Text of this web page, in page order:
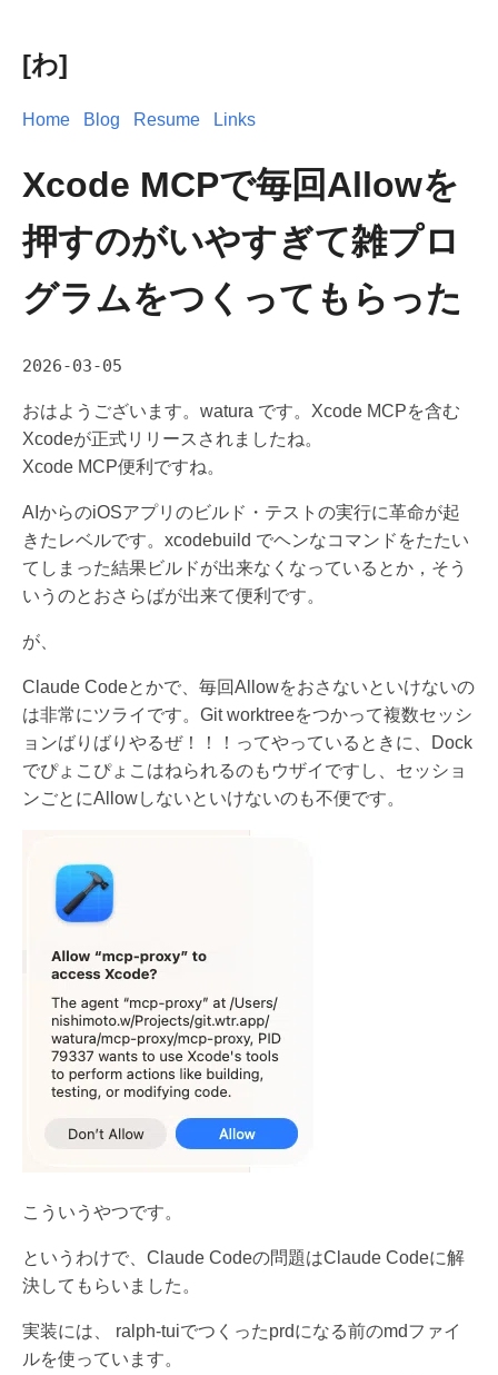
[わ]
Home Blog Resume Links
Xcode MCPで毎回Allowを
押すのがいやすぎて雑プロ
グラムをつくってもらった
2026-03-05
おはようございます。watura です。Xcode MCPを含む
Xcodeが正式リリースされましたね。
Xcode MCP便利ですね。
AIからのiOSアプリのビルド・テストの実行に革命が起
きたレベルです。xcodebuild でヘンなコマンドをたたい
てしまった結果ビルドが出来なくなっているとか，そう
いうのとおさらばが出来て便利です。
が、
Claude Codeとかで、毎回Allowをおさないといけないの
は非常にツライです。Git worktreeをつかって複数セッシ
ョンばりばりやるぜ！！！ってやっているときに、Dock
でぴょこぴょこはねられるのもウザイですし、セッショ
ンごとにAllowしないといけないのも不便です。
こういうやつです。
というわけで、Claude Codeの問題はClaude Codeに解
決してもらいました。
実装には、 ralph-tuiでつくったprdになる前のmdファイ
ルを使っています。